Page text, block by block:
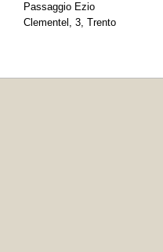
Passaggio Ezio
Clementel, 3, Trento